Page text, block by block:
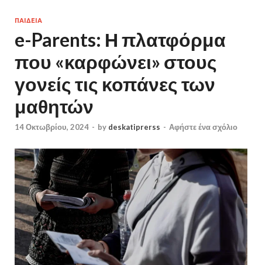
ΠΑΙΔΕΙΑ
e-Parents: Η πλατφόρμα
που «καρφώνει» στους
γονείς τις κοπάνες των
μαθητών
14 Οκτωβρίου, 2024 - by deskatiprerss - Αφήστε ένα σχόλιο